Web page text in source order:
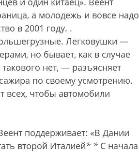
а молодежь и вовсе надо
в 2001 году. .
Легковушки —
но бывает, как в случае
нет, — разъясняет
по своему усмотрению.
всех, чтобы автомобили
поддерживает: «В Дании
второй Италией* * С начала